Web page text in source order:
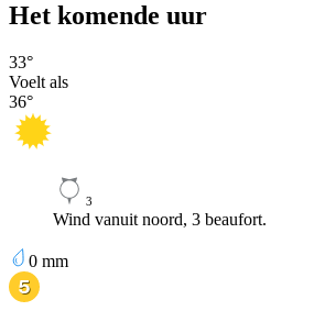
Het komende uur
33°
Voelt als
36°
3
Wind vanuit noord, 3 beaufort.
0 mm